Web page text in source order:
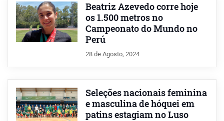
Beatriz Azevedo corre hoje
os 1.500 metros no
Campeonato do Mundo no
Perú
28 de Agosto, 2024
Seleções nacionais feminina
e masculina de hóquei em
patins estagiam no Luso